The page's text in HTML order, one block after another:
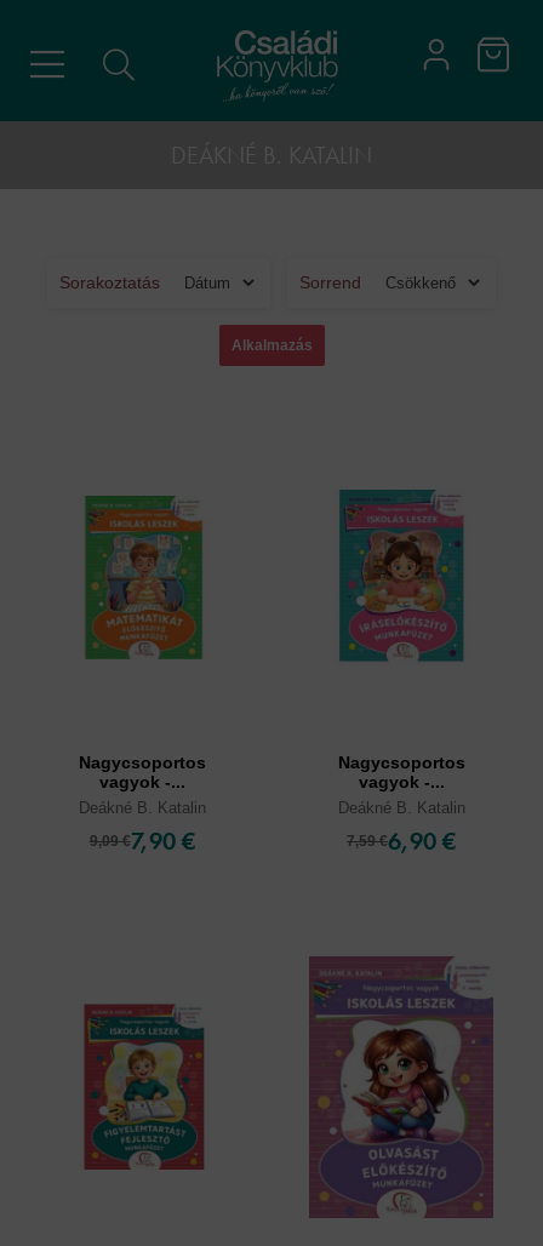
Sorakoztatás Sorrend
Nagycsoportos
vagyok -...
Deákné B. Katalin
9,09 €7,90 €
Nagycsoportos
vagyok -...
Deákné B. Katalin
7,59 €6,90 €